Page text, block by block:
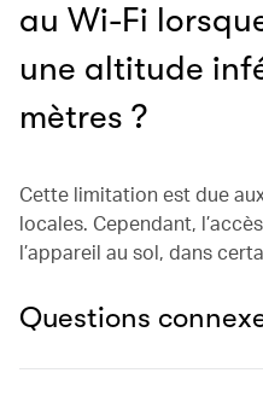
au Wi-Fi
une altitude
mètres ?
Cette limitation est due
locales. Cependant,
l’appareil au sol, dans
Questions